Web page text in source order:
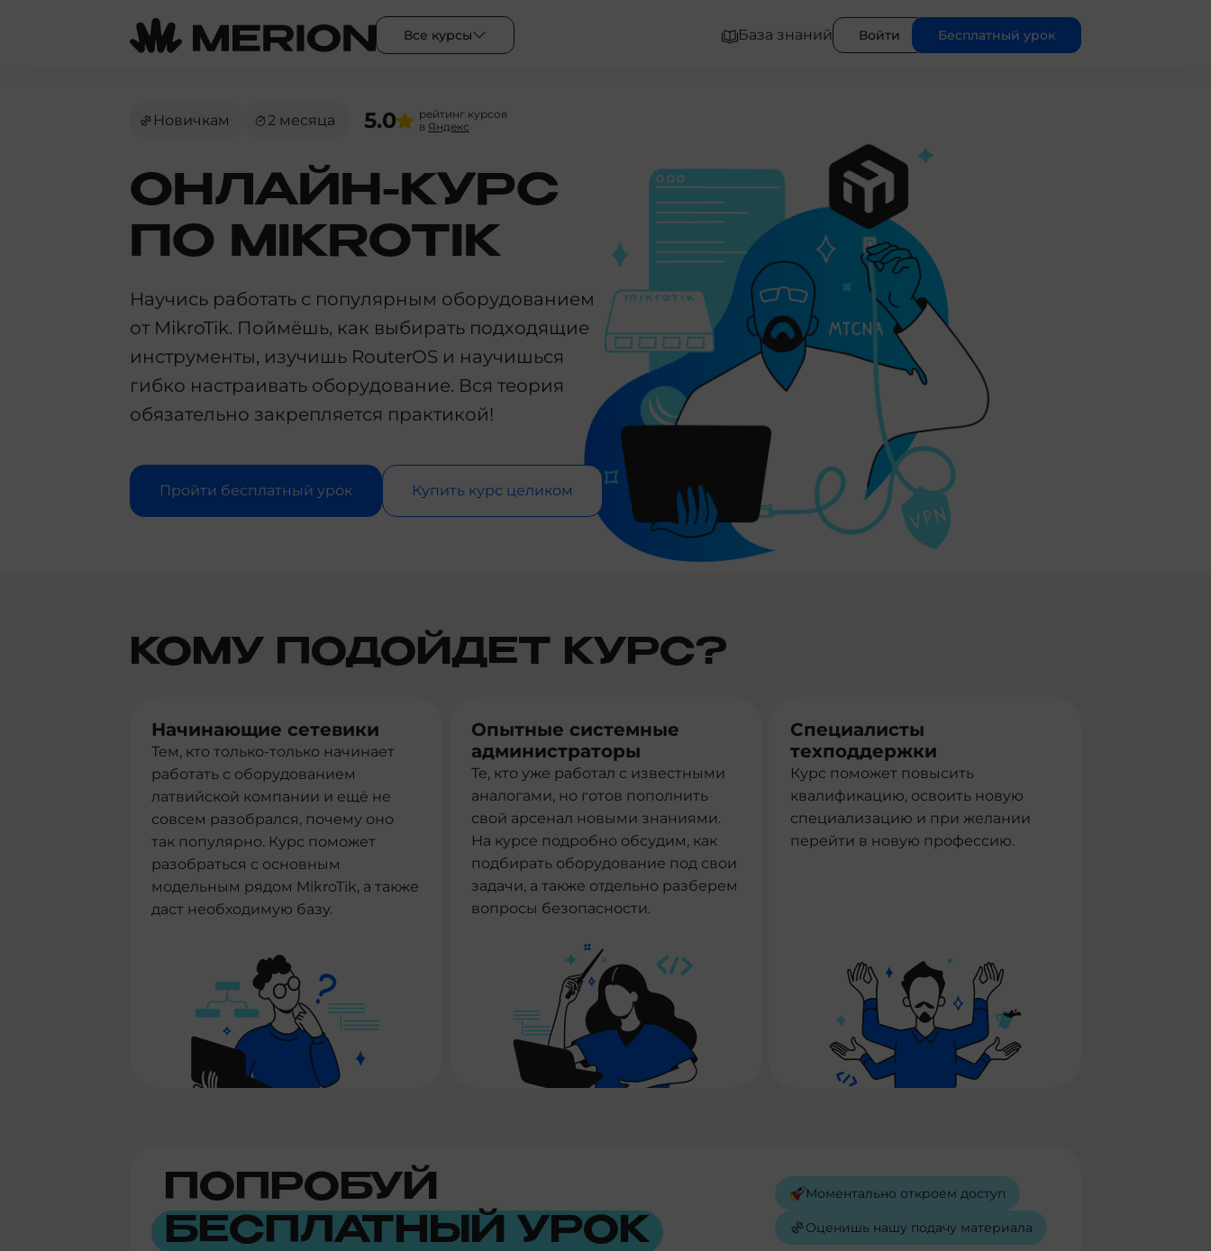
Все курсы База знаний Войти Бесплатный урок
Новичкам 2 месяца 5.0
рейтинг курсов
в Яндекс
ОНЛАЙН-КУРС
ПО MIKROTIK
Научись работать с популярным оборудованием
от MikroTik. Поймёшь, как выбирать подходящие
инструменты, изучишь RouterOS и научишься
гибко настраивать оборудование. Вся теория
обязательно закрепляется практикой!
Пройти бесплатный урок Купить курс целиком
КОМУ ПОДОЙДЕТ КУРС?
Начинающие сетевики
Тем, кто только-только начинает
работать с оборудованием
латвийской компании и ещё не
совсем разобрался, почему оно
так популярно. Курс поможет
разобраться с основным
модельным рядом MikroTik, а также
даст необходимую базу.
Опытные системные
администраторы
Те, кто уже работал с известными
аналогами, но готов пополнить
свой арсенал новыми знаниями.
На курсе подробно обсудим, как
подбирать оборудование под свои
задачи, а также отдельно разберем
вопросы безопасности.
Специалисты
техподдержки
Курс поможет повысить
квалификацию, освоить новую
специализацию и при желании
перейти в новую профессию.
ПОПРОБУЙ
БЕСПЛАТНЫЙ УРОК
Моментально откроем доступ
Оценишь нашу подачу материала